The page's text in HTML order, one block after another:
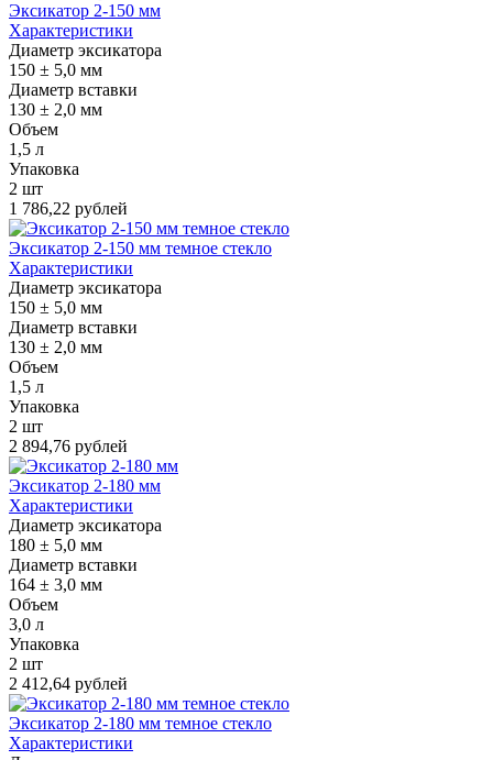
Эксикатор 2-150 мм
Характеристики
Диаметр эксикатора
150 ± 5,0 мм
Диаметр вставки
130 ± 2,0 мм
Объем
1,5 л
Упаковка
2 шт
1 786,22 рублей
Эксикатор 2-150 мм темное стекло
Характеристики
Диаметр эксикатора
150 ± 5,0 мм
Диаметр вставки
130 ± 2,0 мм
Объем
1,5 л
Упаковка
2 шт
2 894,76 рублей
Эксикатор 2-180 мм
Характеристики
Диаметр эксикатора
180 ± 5,0 мм
Диаметр вставки
164 ± 3,0 мм
Объем
3,0 л
Упаковка
2 шт
2 412,64 рублей
Эксикатор 2-180 мм темное стекло
Характеристики